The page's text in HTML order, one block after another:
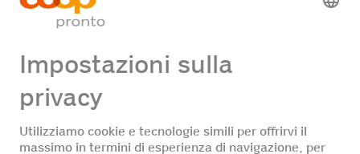
Espansione
Ogni anno vengono aggiunti ulteriori Coop Pronto con o senza
stazione di servizio.